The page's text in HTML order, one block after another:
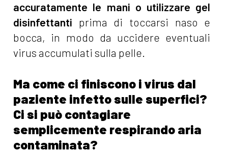
accuratamente le mani o utilizzare gel
disinfettanti prima di toccarsi naso e
bocca, in modo da uccidere eventuali
virus accumulati sulla pelle.
Ma come ci finiscono i virus dal
paziente infetto sulle superfici?
Ci si può contagiare
semplicemente respirando aria
contaminata?